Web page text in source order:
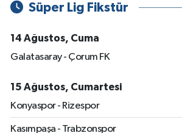
Süper Lig Fikstür
14 Ağustos, Cuma
Galatasaray - Çorum FK
15 Ağustos, Cumartesi
Konyaspor - Rizespor
Kasımpaşa - Trabzonspor